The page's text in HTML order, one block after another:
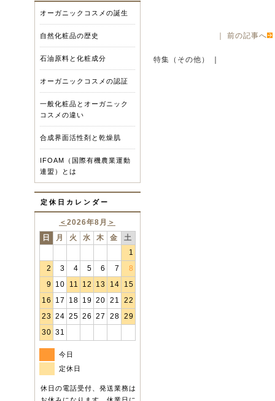
オーガニックコスメの誕生
自然化粧品の歴史
石油原料と化粧成分
オーガニックコスメの認証
一般化粧品とオーガニック
コスメの違い
合成界面活性剤と乾燥肌
IFOAM（国際有機農業運動
連盟）とは
定休日カレンダー
＜ 2026年8月 ＞
日
月 火 水 木 金
土
1
2
3 4 5 6 7
8
9 10 11 12 13 14
15
16
17 18 19 20 21
22
23 24 25 26 27 28 29
30 31
今日
定休日
休日の電話受付、発送業務は
前の記事へ
特集（その他）